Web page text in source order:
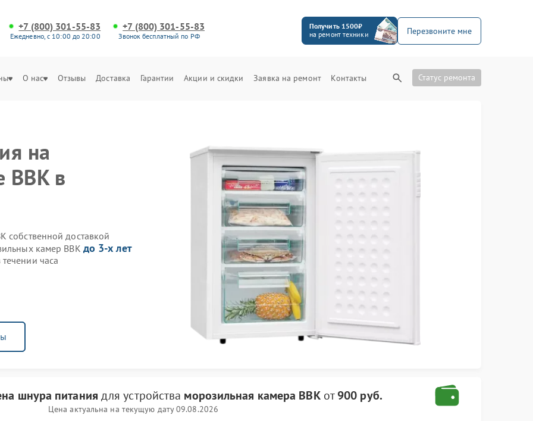
+7 (800) 301-55-83
Ежедневно, с 10:00 до 20:00
+7 (800) 301-55-83
Звонок бесплатный по РФ
Получить 1500₽
на ремонт техники
Перезвоните мне
О нас Отзывы Доставка Гарантии Акции и скидки Заявка на ремонт Контакты Статус ремонта
на
BBK в
собственной доставкой
камер BBK до 3-х лет
часа
шнура питания для устройства морозильная камера BBKот900 руб.
Цена актуальна на текущую дату 09.08.2026